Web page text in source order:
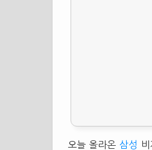
오늘 올라온 삼성